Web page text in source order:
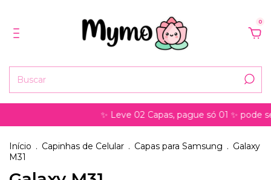
0
✨ Leve 02 Capas, pague só 01 ✨ pode ser
Início . Capinhas de Celular . Capas para Samsung . Galaxy
M31